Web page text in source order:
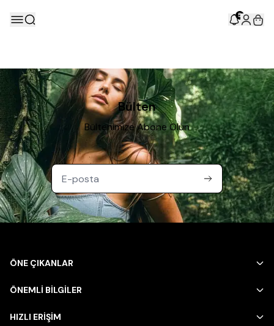
5
Bülten
Bültenimize Abone Olun
ÖNE ÇIKANLAR
ÖNEMLİ BİLGİLER
HIZLI ERİŞİM